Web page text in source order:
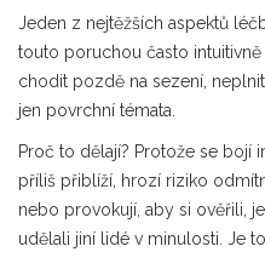
Jeden z nejtěžších aspektů
touto poruchou často
chodit pozdě na sezení,
jen povrchní témata.
Proč to dělají? Protože se bojí
příliš přiblíží, hrozí riziko
nebo provokují, aby si ověřili,
udělali jiní lidé v minulosti. Je